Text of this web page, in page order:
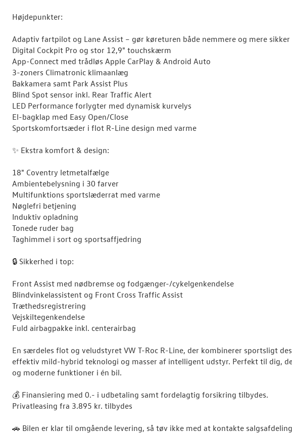
Højdepunkter:
Adaptiv fartpilot og Lane Assist – gør køreturen både nemmere og mere sikker
Digital Cockpit Pro og stor 12,9" touchskærm
App-Connect med trådløs Apple CarPlay & Android Auto
3-zoners Climatronic klimaanlæg
Bakkamera samt Park Assist Plus
Blind Spot sensor inkl. Rear Traffic Alert
LED Performance forlygter med dynamisk kurvelys
El-bagklap med Easy Open/Close
Sportskomfortsæder i flot R-Line design med varme
✨ Ekstra komfort & design:
18" Coventry letmetalfælge
Ambientebelysning i 30 farver
Multifunktions sportslæderrat med varme
Nøglefri betjening
Induktiv opladning
Tonede ruder bag
Taghimmel i sort og sportsaffjedring
🔒 Sikkerhed i top:
Front Assist med nødbremse og fodgænger-/cykelgenkendelse
Blindvinkelassistent og Front Cross Traffic Assist
Træthedsregistrering
Vejskiltegenkendelse
Fuld airbagpakke inkl. centerairbag
En særdeles flot og veludstyret VW T-Roc R-Line, der kombinerer sportsligt
effektiv mild-hybrid teknologi og masser af intelligent udstyr. Perfekt til dig,
og moderne funktioner i én bil.
💰 Finansiering med 0.- i udbetaling samt fordelagtig forsikring tilbydes.
Privatleasing fra 3.895 kr. tilbydes
🚗 Bilen er klar til omgående levering, så tøv ikke med at kontakte